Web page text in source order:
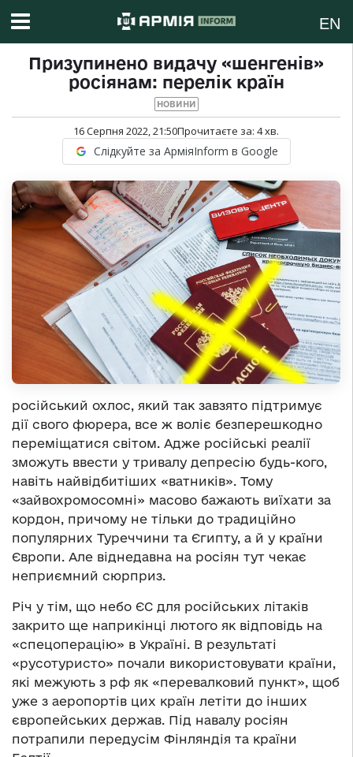
EN
Призупинено видачу «шенгенів»
росіянам: перелік країн
НОВИНИ
16 Серпня 2022, 21:50Прочитаєте за: 4хв.
Слідкуйте за АрміяInform в Google
російський охлос, який так завзято підтримує
дії свого фюрера, все ж воліє безперешкодно
переміщатися світом. Адже російські реалії
зможуть ввести у тривалу депресію будь-кого,
навіть найвідбитіших «ватників». Тому
«зайвохромосомні» масово бажають виїхати за
кордон, причому не тільки до традиційно
популярних Туреччини та Єгипту, а й у країни
Європи. Але віднедавна на росіян тут чекає
неприємний сюрприз.
Річ у тім, що небо ЄС для російських літаків
закрито ще наприкінці лютого як відповідь на
«спецоперацію» в Україні. В результаті
«русотуристо» почали використовувати країни,
які межують з рф як «перевалковий пункт», щоб
уже з аеропортів цих країн летіти до інших
європейських держав. Під навалу росіян
потрапили передусім Фінляндія та країни